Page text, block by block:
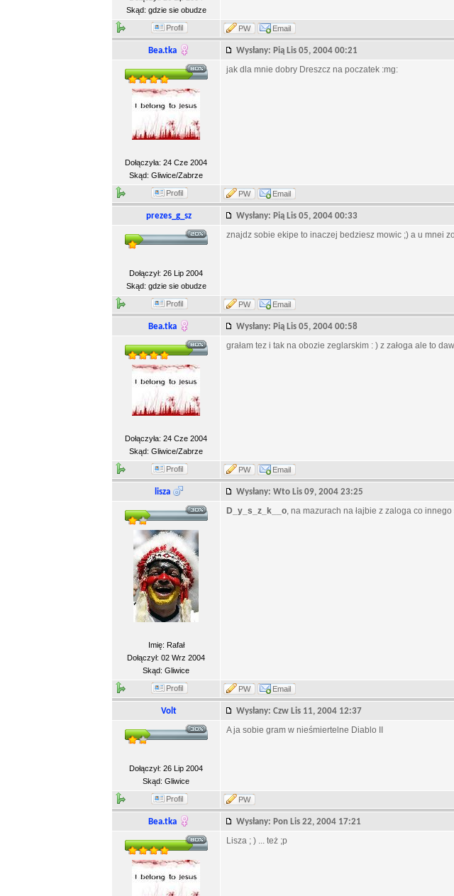
Skąd: gdzie sie obudze
Profil PW Email
Bea.tka Wysłany: Pią Lis 05, 2004 00:21
Dołączyła: 24 Cze 2004
Skąd: Gliwice/Zabrze
jak dla mnie dobry Dreszcz na poczatek :mg:
Profil PW Email
prezes_g_sz Wysłany: Pią Lis 05, 2004 00:33
Dołączył: 26 Lip 2004
Skąd: gdzie sie obudze
znajdz sobie ekipe to inaczej bedziesz mowic ;) a u mnei
Profil PW Email
Bea.tka Wysłany: Pią Lis 05, 2004 00:58
Dołączyła: 24 Cze 2004
Skąd: Gliwice/Zabrze
grałam tez i tak na obozie zeglarskim : ) z załoga ale to
Profil PW Email
lisza Wysłany: Wto Lis 09, 2004 23:25
Imię: Rafał
Dołączył: 02 Wrz 2004
Skąd: Gliwice
D_y_s_z_k__o, na mazurach na łajbie z zaloga co
Profil PW Email
Volt Wysłany: Czw Lis 11, 2004 12:37
Dołączył: 26 Lip 2004
Skąd: Gliwice
A ja sobie gram w nieśmiertelne Diablo II
Profil PW
Bea.tka Wysłany: Pon Lis 22, 2004 17:21
Lisza ; ) ... też ;p